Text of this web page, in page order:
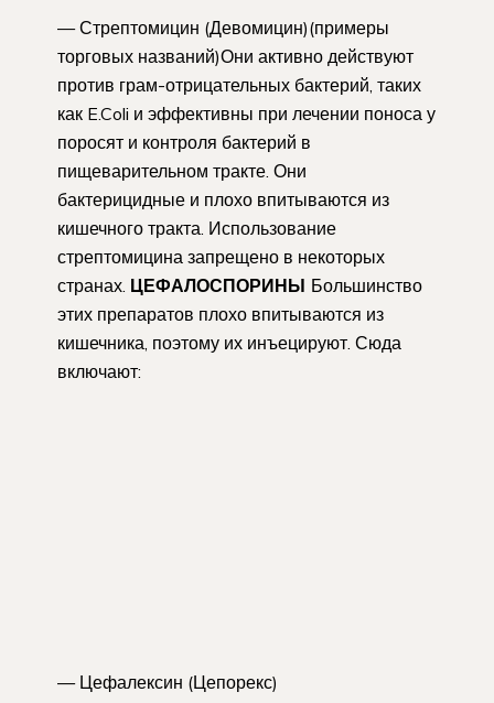
— Стрептомицин (Девомицин)(примеры
торговых названий)Они активно действуют
против грам-отрицательных бактерий, таких
как E.Coli и эффективны при лечении поноса у
поросят и контроля бактерий в
пищеварительном тракте. Они
бактерицидные и плохо впитываются из
кишечного тракта. Использование
стрептомицина запрещено в некоторых
странах. ЦЕФАЛОСПОРИНЫ Большинство
этих препаратов плохо впитываются из
кишечника, поэтому их инъецируют. Сюда
включают:
— Цефалексин (Цепорекс)